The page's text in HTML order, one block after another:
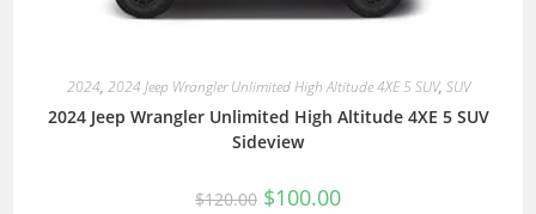
2024, 2024 Jeep Wrangler Unlimited High Altitude 4XE 5 SUV, SUV
2024 Jeep Wrangler Unlimited High Altitude 4XE 5 SUV
Sideview
$120.00 $100.00